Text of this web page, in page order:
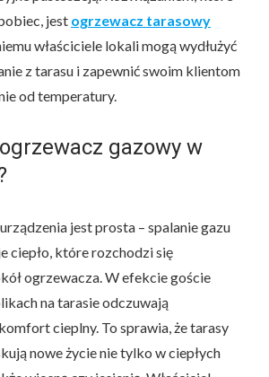
jest ogrzewacz tarasowy
właściciele lokali mogą wydłużyć
z tarasu i zapewnić swoim klientom
od temperatury.
gazowy w
jest prosta – spalanie gazu
ciepło, które rozchodzi się
ogrzewacza. W efekcie goście
na tarasie odczuwają
cieplny. To sprawia, że tarasy
nowe życie nie tylko w ciepłych